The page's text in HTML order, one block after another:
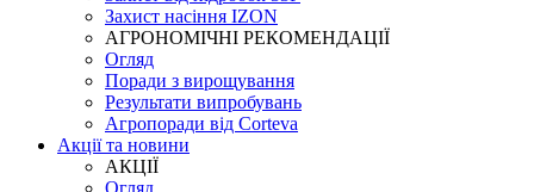
Захист насіння IZON
АГРОНОМІЧНІ РЕКОМЕНДАЦІЇ
Огляд
Поради з вирощування
Результати випробувань
Агропоради від Corteva
Акції та новини
АКЦІЇ
Огляд